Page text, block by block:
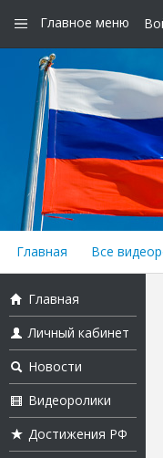
Главное меню
Главная Все
Главная
Личный кабинет
Новости
Видеоролики
Достижения РФ